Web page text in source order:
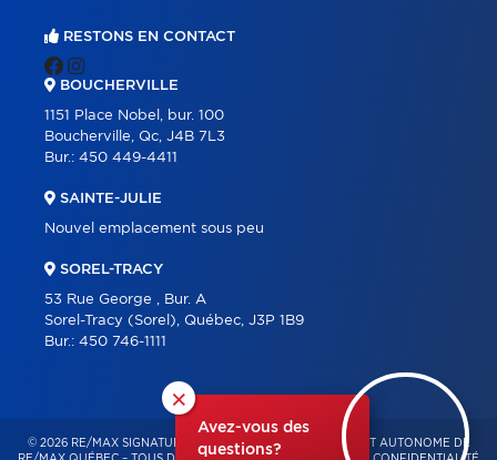
×
Avez-vous des
questions?
RESTONS EN CONTACT
BOUCHERVILLE
1151 Place Nobel, bur. 100
Boucherville, Qc, J4B 7L3
Bur.: 450 449-4411
SAINTE-JULIE
Nouvel emplacement sous peu
SOREL-TRACY
53 Rue George , Bur. A
Sorel-Tracy (Sorel), Québec, J3P 1B9
Bur.: 450 746-1111
© 2026 RE/MAX SIGNATURE – FRANCHISÉ INDÉPENDANT ET AUTONOME DE